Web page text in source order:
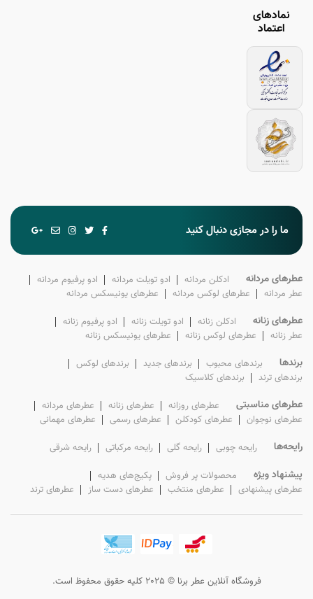
نمادهای
اعتماد
ما را در مجازی دنبال کنید
عطرهای مردانه ادکلن‌ مردانه ادو تویلت‌ مردانه
ادو پرفیوم‌ مردانه
عطر‌ مردانه
عطرهای لوکس‌ مردانه عطرهای یونیسکس مردانه
عطرهای زنانه ادکلن‌ زنانه ادو تویلت‌ زنانه
ادو پرفیوم‌ زنانه
عطر‌ زنانه
عطرهای لوکس‌ زنانه عطرهای یونیسکس زنانه
برندها برندهای محبوب برندهای جدید
برندهای لوکس
برندهای ترند
برندهای کلاسیک
عطرهای مناسبتی عطرهای روزانه عطرهای زنانه
عطرهای مردانه
عطرهای نوجوان
عطرهای کودکلن عطرهای رسمی عطرهای مهمانی
رایحه‌ها رایحه چوبی رایحه گلی رایحه مرکباتی رایحه شرقی
پیشنهاد ویژه محصولات پر فروش
پکیج‌های هدیه
عطرهای پیشنهادی
عطرهای منتخب عطرهای دست ساز عطرهای ترند
فروشگاه آنلاین عطر برنا © 2025 کلیه حقوق محفوظ است.